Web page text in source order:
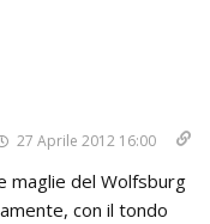
27 Aprile 2012 16:00
maglie del Wolfsburg
con il tondo